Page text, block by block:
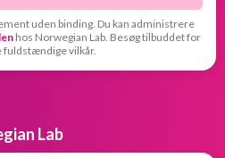
uden binding. Du kan administrere
hos Norwegian Lab. Besøg tilbuddet for
fuldstændige vilkår.
Lab